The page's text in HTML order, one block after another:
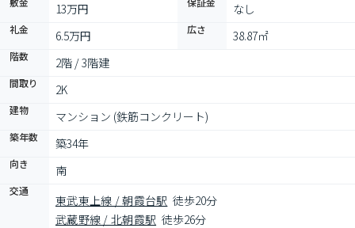
13万円 なし
礼金 6.5万円 広さ 38.87㎡
階数 2階 / 3階建
間取り 2K
建物 マンション (鉄筋コンクリート)
築年数 築34年
向き 南
交通
東武東上線 / 朝霞台駅 徒歩20分
武蔵野線 / 北朝霞駅 徒歩26分